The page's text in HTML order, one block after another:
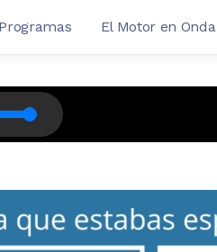
Programas El Motor en Onda